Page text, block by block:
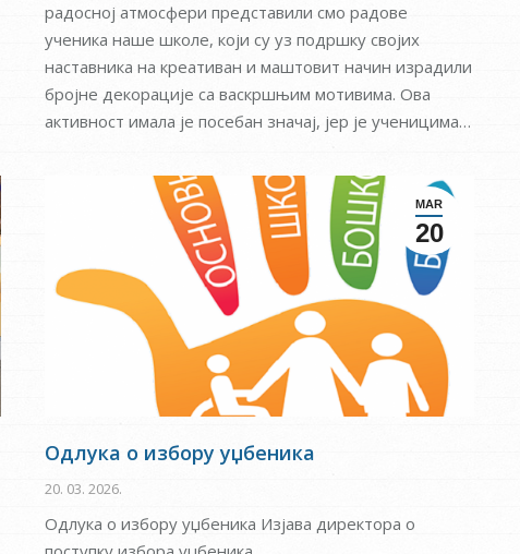
радосној атмосфери представили смо радове
ученика наше школе, који су уз подршку својих
наставника на креативан и маштовит начин израдили
бројне декорације са васкршњим мотивима. Ова
активност имала је посебан значај, јер је ученицима…
MAR
20
Одлука о избору уџбеника
20. 03. 2026.
Одлука о избору уџбеника Изjaва директора о